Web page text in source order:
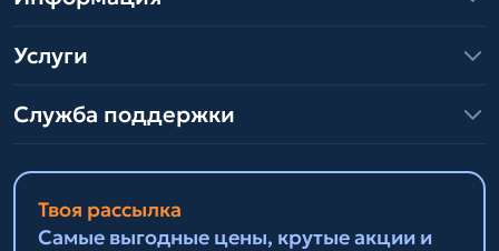
Услуги
Служба поддержки
Твоя рассылка
Самые выгодные цены, крутые акции и